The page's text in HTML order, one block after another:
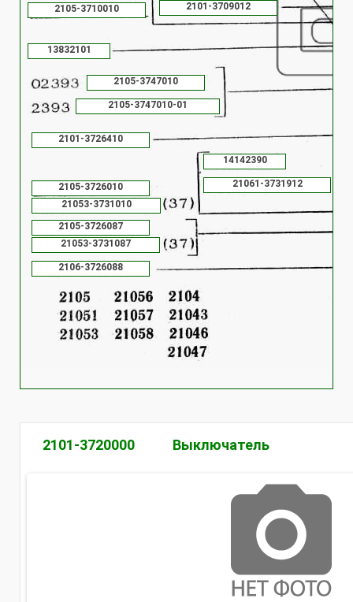
13832101
14142390
2101-3709012
2101-3726410
2105-3710010
2105-3726010
2105-3726087
2105-3747010
2105-3747010-01
21053-3731010
21053-3731087
2106-3726088
21061-3731912
2101-3720000 Выключатель